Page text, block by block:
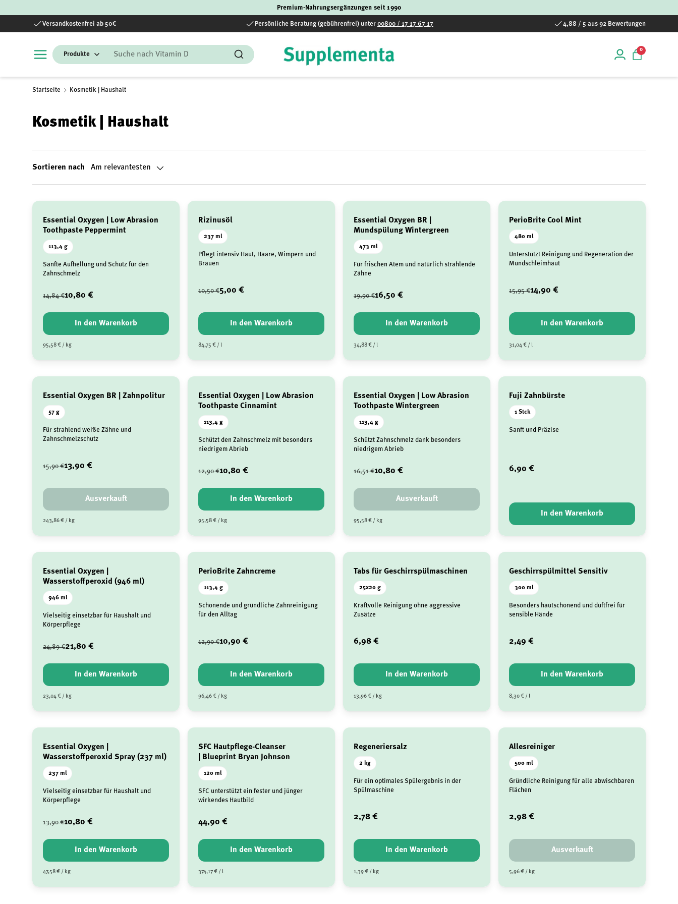
Direkt zum Inhalt
Premium-Nahrungsergänzungen seit 1990
Versandkostenfrei ab 50€ Persönliche Beratung (gebührenfrei) unter 00800 / 17 17 67 17 4,88 / 5 aus 92 Bewertungen
Suchen
Suchen Einloggen
00 Artikel
Startseite Kosmetik | Haushalt
Kosmetik | Haushalt
Sortieren nach Am relevantesten
Essential Oxygen | Low Abrasion
Toothpaste Peppermint
113,4 g
Sanfte Aufhellung und Schutz für den
Zahnschmelz
14,84 €10,80 €
In den Warenkorb
95,58 € / kg
Rizinusöl
237 ml
Pflegt intensiv Haut, Haare, Wimpern und
Brauen
10,50 €5,00 €
In den Warenkorb
84,75 € / l
Essential Oxygen BR |
Mundspülung Wintergreen
473 ml
Für frischen Atem und natürlich strahlende
Zähne
19,90 €16,50 €
In den Warenkorb
34,88 € / l
PerioBrite Cool Mint
480 ml
Unterstützt Reinigung und Regeneration der
Mundschleimhaut
15,95 €14,90 €
In den Warenkorb
31,04 € / l
Essential Oxygen BR | Zahnpolitur
57 g
Für strahlend weiße Zähne und
Zahnschmelzschutz
15,90 €13,90 €
Ausverkauft
243,86 € / kg
Essential Oxygen | Low Abrasion
Toothpaste Cinnamint
113,4 g
Schützt den Zahnschmelz mit besonders
niedrigem Abrieb
12,90 €10,80 €
In den Warenkorb
95,58 € / kg
Essential Oxygen | Low Abrasion
Toothpaste Wintergreen
113,4 g
Schützt Zahnschmelz dank besonders
niedrigem Abrieb
16,51 €10,80 €
Ausverkauft
95,58 € / kg
Fuji Zahnbürste
1 Stck
Sanft und Präzise
6,90 €
In den Warenkorb
Essential Oxygen |
Wasserstoffperoxid (946 ml)
946 ml
Vielseitig einsetzbar für Haushalt und
Körperpflege
24,89 €21,80 €
In den Warenkorb
23,04 € / kg
PerioBrite Zahncreme
113,4 g
Schonende und gründliche Zahnreinigung
für den Alltag
12,90 €10,90 €
In den Warenkorb
96,46 € / kg
Tabs für Geschirrspülmaschinen
25x20 g
Kraftvolle Reinigung ohne aggressive
Zusätze
6,98 €
In den Warenkorb
13,96 € / kg
Geschirrspülmittel Sensitiv
300 ml
Besonders hautschonend und duftfrei für
sensible Hände
2,49 €
In den Warenkorb
8,30 € / l
Essential Oxygen |
Wasserstoffperoxid Spray (237 ml)
237 ml
Vielseitig einsetzbar für Haushalt und
Körperpflege
13,90 €10,80 €
In den Warenkorb
47,58 € / kg
SFC Hautpflege-Cleanser
| Blueprint Bryan Johnson
120 ml
SFC unterstützt ein fester und jünger
wirkendes Hautbild
44,90 €
In den Warenkorb
374,17 € / l
Regeneriersalz
2 kg
Für ein optimales Spülergebnis in der
Spülmaschine
2,78 €
In den Warenkorb
1,39 € / kg
Allesreiniger
500 ml
Gründliche Reinigung für alle abwischbaren
Flächen
2,98 €
Ausverkauft
5,96 € / kg